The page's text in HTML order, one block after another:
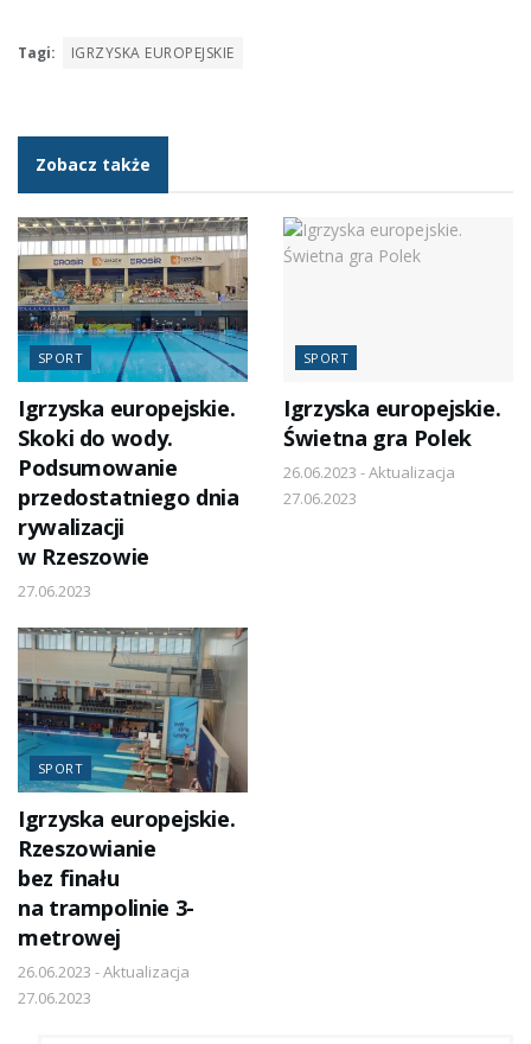
Tagi: IGRZYSKA EUROPEJSKIE
Zobacz także
SPORT
Igrzyska europejskie.
Skoki do wody.
Podsumowanie
przedostatniego dnia
rywalizacji
w Rzeszowie
27.06.2023
SPORT
Igrzyska europejskie.
Świetna gra Polek
26.06.2023 - Aktualizacja
27.06.2023
SPORT
Igrzyska europejskie.
Rzeszowianie
bez finału
na trampolinie 3-
metrowej
26.06.2023 - Aktualizacja
27.06.2023